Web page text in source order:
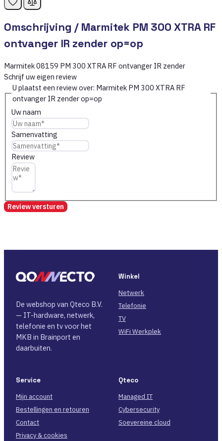
Omschrijving / Marmitek PM 300 XTRA RF
ontvanger IR zender op=op
Marmitek 08159 PM 300 XTRA RF ontvanger IR zender
Schrijf uw eigen review
U plaatst een review over: Marmitek PM 300 XTRA RF
ontvanger IR zender op=op
Uw naam
Samenvatting
Review
Review versturen
De webshop van Qteco B.V.
— IT-hardware, netwerk,
telefonie en tv voor het
MKB in Brainport en
daarbuiten.
Winkel
Netwerk
Telefonie
TV
WiFi Werkplek
Service
Mijn account
Bestellingen en retouren
Contact
Privacy & cookies
Qteco
Managed IT
Cybersecurity
Soevereine cloud